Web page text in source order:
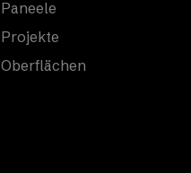
Paneele
Projekte
Oberflächen